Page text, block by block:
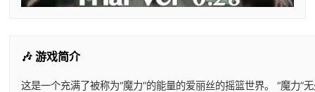
🎶 游戏简介
这是一个充满了被称为“魔力”的能量的爱丽丝的摇篮世界。 “魔力